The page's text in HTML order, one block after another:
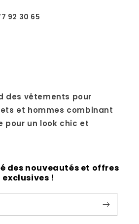
92 30 65
des vêtements pour
et hommes combinant
pour un look chic et
des nouveautés et offres
exclusives !